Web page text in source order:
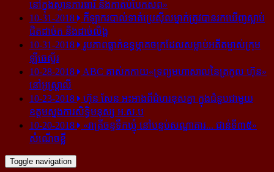
នៅ​ក្នុង​ស្ថាន​ភារធារី និង​កាត់​បំបែក​សព»
10-31-2018
កីឡាករ​បាល់ទាត់​ប្រេស៊ីល​ម្នាក់​ត្រូវ​បាន​រក​ឃើញ​ស្លាប់​
ជិត​ដាច់ក និង​ដាច់​លិង្គ
10-31-2018
រូបភាព​ធ្លាក់​ឧទ្ធម្ភាគចក្រ​ដែល​សម្លាប់​អតីត​ម្ចាស់​ក្រុម​
ឡីឆេស្ទ័រ
10-28-2018
ABC គាស់​កកាយ​«ទ្រព្យមហាសាល​នៃ​ត្រកូល ហ៊ុន»​
នៅ​អូស្ត្រាលី
10-23-2018
ហ៊ុន សែន អះអាង​ពី​ជំហរ​ខុស​គ្នា ក្នុង​ជំនួប​ជាមួយ​
ឧត្តម​ស្នងការ​សិទ្ធិ​មនុស្ស អ.ស.ប
10-20-2018
«រាត្រីចន្ទទឹកឃ្មុំ នៅបន្ទប់សណ្ឋាគារ... ជាន់ទី៣៥»
សំណើចខ្លី
Toggle navigation